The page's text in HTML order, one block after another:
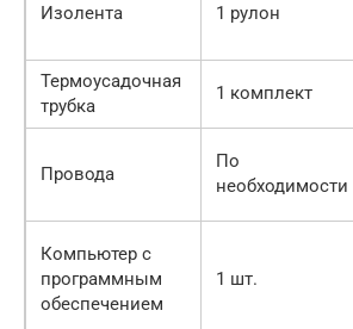
Изолента 1 рулон
Термоусадочная
трубка
1 комплект
Провода
По
необходимости
Компьютер с
программным
обеспечением
1 шт.